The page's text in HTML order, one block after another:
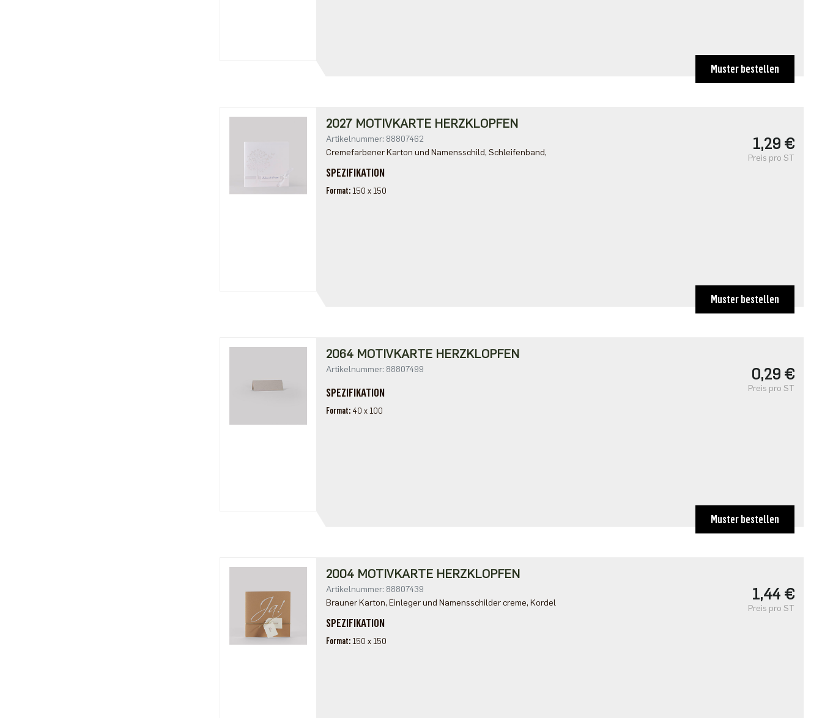
Muster bestellen
2027 MOTIVKARTE HERZKLOPFEN
Artikelnummer: 88807462
Cremefarbener Karton und Namensschild, Schleifenband,
SPEZIFIKATION
Format 150 x 150
1,29 €
Preis pro ST
Muster bestellen
2064 MOTIVKARTE HERZKLOPFEN
Artikelnummer: 88807499
SPEZIFIKATION
Format 40 x 100
0,29 €
Preis pro ST
Muster bestellen
2004 MOTIVKARTE HERZKLOPFEN
Artikelnummer: 88807439
Brauner Karton, Einleger und Namensschilder creme, Kordel
SPEZIFIKATION
Format 150 x 150
1,44 €
Preis pro ST